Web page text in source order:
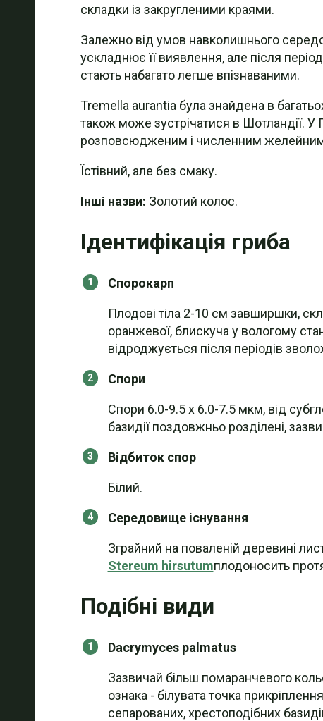
складки із закругленими краями.
Залежно від умов навколишнього
ускладнює її виявлення, але після
стають набагато легше впізнаваними.
Tremella aurantia була знайдена в
також може зустрічатися в Шотландії. У
розповсюдженим і численним
Їстівний, але без смаку.
Інші назви: Золотий колос.
Ідентифікація гриба
Спорокарп
Плодові тіла 2-10 см завширшки,
оранжевої, блискуча у вологому
відроджується після періодів
Спори
Спори 6.0-9.5 x 6.0-7.5 мкм, від
базидії поздовжньо розділені,
Відбиток спор
Білий.
Середовище існування
Зграйний на поваленій деревині
Stereum hirsutumплодоносить
Подібні види
Dacrymyces palmatus
Зазвичай більш помаранчевого
ознака - білувата точка
сепарованих, хрестоподібних